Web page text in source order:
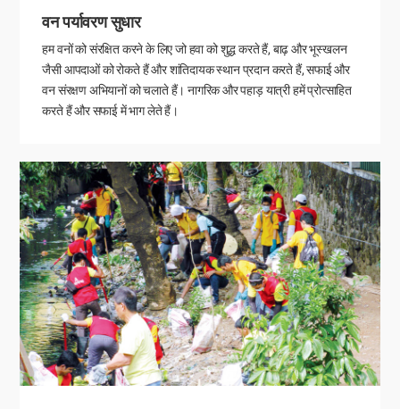
वन पर्यावरण सुधार
हम वनों को संरक्षित करने के लिए जो हवा को शुद्ध करते हैं, बाढ़ और भूस्खलन
जैसी आपदाओं को रोकते हैं और शांतिदायक स्थान प्रदान करते हैं, सफाई और
वन संरक्षण अभियानों को चलाते हैं। नागरिक और पहाड़ यात्री हमें प्रोत्साहित
करते हैं और सफाई में भाग लेते हैं।